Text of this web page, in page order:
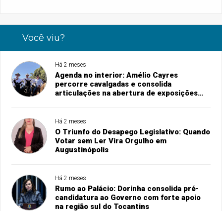
Você viu?
Há 2 meses
Agenda no interior: Amélio Cayres
percorre cavalgadas e consolida
articulações na abertura de exposições
Há 2 meses
O Triunfo do Desapego Legislativo: Quando
Votar sem Ler Vira Orgulho em
Augustinópolis
Há 2 meses
Rumo ao Palácio: Dorinha consolida pré-
candidatura ao Governo com forte apoio
na região sul do Tocantins